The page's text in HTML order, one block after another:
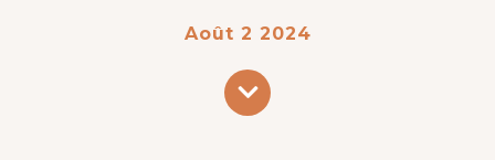
Août 2 2024